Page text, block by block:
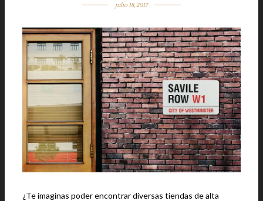
julio 18, 2017
¿Te imaginas poder encontrar diversas tiendas de alta